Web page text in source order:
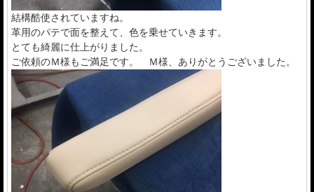
結構酷使されていますね。
革用のパテで面を整えて、色を乗せていきます。
とても綺麗に仕上がりました。
ご依頼のＭ様もご満足です。 Ｍ様、ありがとうございました。